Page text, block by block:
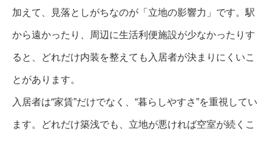
加えて、見落としがちなのが「立地の影響力」です。駅
から遠かったり、周辺に生活利便施設が少なかったりす
ると、どれだけ内装を整えても入居者が決まりにくいこ
とがあります。
入居者は“家賃”だけでなく、“暮らしやすさ”を重視してい
ます。どれだけ築浅でも、立地が悪ければ空室が続くこ